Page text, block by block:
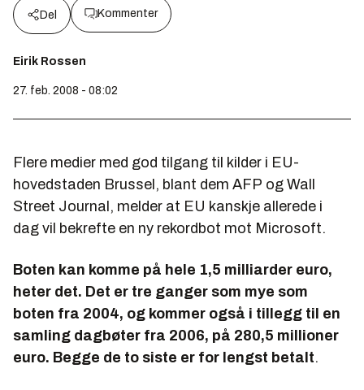
Del Kommenter
Eirik Rossen
27. feb. 2008 - 08:02
Flere medier med god tilgang til kilder i EU-
hovedstaden Brussel, blant dem AFP og Wall
Street Journal , melder at EU kanskje allerede i
dag vil bekrefte en ny rekordbot mot Microsoft.
Boten kan komme på hele 1,5 milliarder euro,
heter det. Det er tre ganger som mye som
boten fra 2004, og kommer også i tillegg til en
samling dagbøter fra 2006, på 280,5 millioner
euro. Begge de to siste er for lengst betalt.